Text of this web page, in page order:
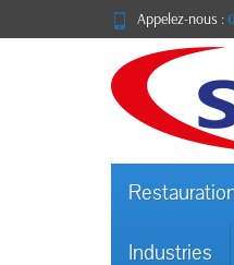
Appelez-nous :
Industries